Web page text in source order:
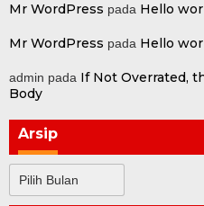
Mr WordPress pada Hello
Mr WordPress pada Hello
admin pada If Not Overrated,
Body
Arsip